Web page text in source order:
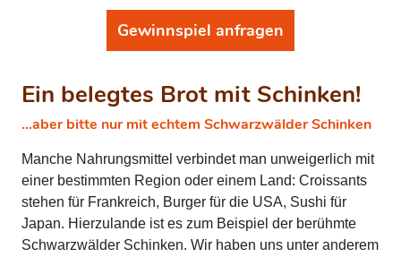
Gewinnspiel anfragen
Ein belegtes Brot mit Schinken!
…aber bitte nur mit echtem Schwarzwälder Schinken
Manche Nahrungsmittel verbindet man unweigerlich mit
einer bestimmten Region oder einem Land: Croissants
stehen für Frankreich, Burger für die USA, Sushi für
Japan. Hierzulande ist es zum Beispiel der berühmte
Schwarzwälder Schinken. Wir haben uns unter anderem